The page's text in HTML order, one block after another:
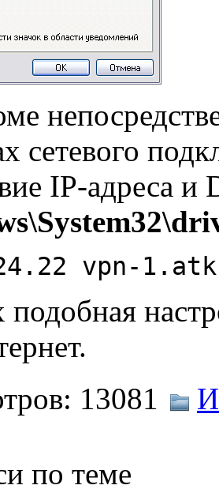
сетевого
IP-адреса
vpn-
13081
по теме